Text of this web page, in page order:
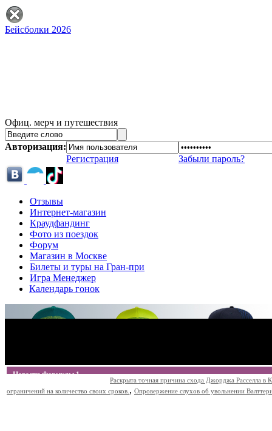
Бейсболки 2026
Офиц. мерч и путешествия
Авторизация:
Регистрация
Забыли пароль?
Отзывы
Интернет-магазин
Краудфандинг
Фото из поездок
Форум
Магазин в Москве
Билеты и туры на Гран-при
Игра Менеджер
Календарь гонок
Новости Формулы 1
Раскрыта точная причина схода Джорджа Расселла в
ограничений на количество своих сроков. , Опровержение слухов об увольнении